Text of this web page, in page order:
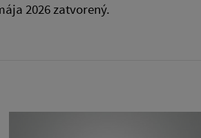
2026 zatvorený.